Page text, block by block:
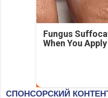
Fungus
When You